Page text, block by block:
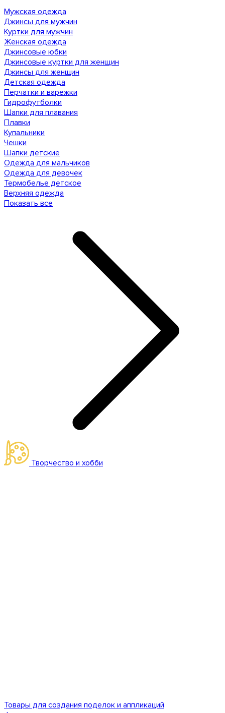
Мужская одежда
Джинсы для мужчин
Куртки для мужчин
Женская одежда
Джинсовые юбки
Джинсовые куртки для женщин
Джинсы для женщин
Детская одежда
Перчатки и варежки
Гидрофутболки
Шапки для плавания
Плавки
Купальники
Чешки
Шапки детские
Одежда для мальчиков
Одежда для девочек
Термобелье детское
Верхняя одежда
Показать все
Творчество и хобби
Товары для создания поделок и аппликаций